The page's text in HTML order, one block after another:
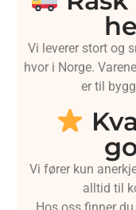
Vi leverer stort og
hvor i Norge.
er til
Vi fører kun
alltid til